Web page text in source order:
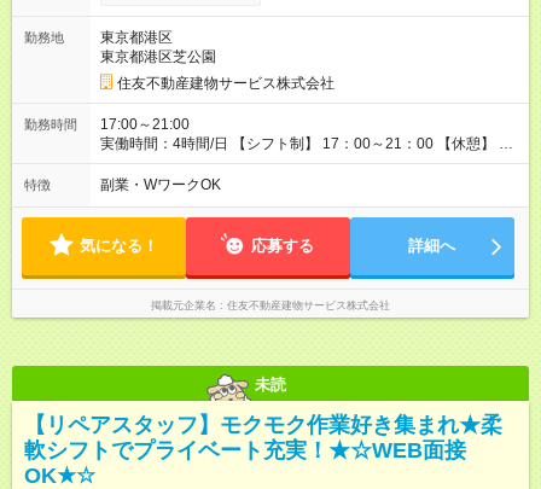
安経路 【キャリア支援】 ・キャリアチェンジ応援制度 ・資格取
の無料利用（約200コース）他 【試用期間】試用期間あり 試用
期間の長さ：3ヶ月 雇用形態、給与は本採用時と同じです。
勤務地
東京都港区
東京都港区芝公園
住友不動産建物サービス株式会社
勤務時間
17:00～21:00
実働時間：4時間/日 【シフト制】 17：00～21：00 【休憩】 な
し
特徴 副業・WワークOK
気になる！ 応募する 詳細へ
掲載元企業名 住友不動産建物サービス株式会社
未読
【リペアスタッフ】モクモク作業好き集まれ★柔
軟シフトでプライベート充実！★☆WEB面接
OK★☆